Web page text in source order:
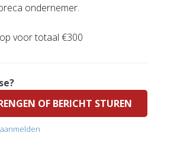
ondernemer.
voor totaal €300
OF BERICHT STUREN